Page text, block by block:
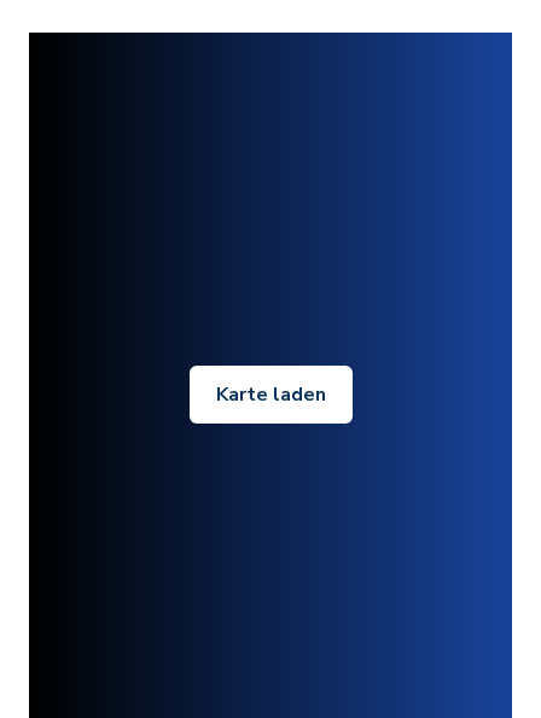
Karte laden